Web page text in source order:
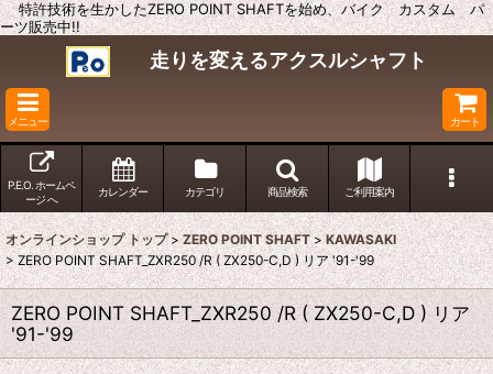
特許技術を生かしたZERO POINT SHAFTを始め、バイク カスタム パ
ーツ販売中!!
走りを変えるアクスルシャフト
メニュー カート
P.E.O. ホームペ
ージ へ
カレンダー カテゴリ 商品検索 ご利用案内
オンラインショップ トップ > ZERO POINT SHAFT > KAWASAKI
> ZERO POINT SHAFT_ZXR250 /R ( ZX250-C,D ) リア '91-'99
ZERO POINT SHAFT_ZXR250 /R ( ZX250-C,D ) リア
'91-'99